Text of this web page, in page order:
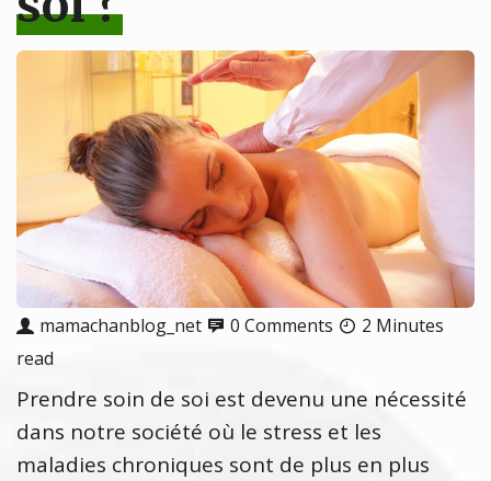
mamachanblog_net 0 Comments
2 Minutes
read
Prendre soin de soi est devenu une nécessité
dans notre société où le stress et les
maladies chroniques sont de plus en plus